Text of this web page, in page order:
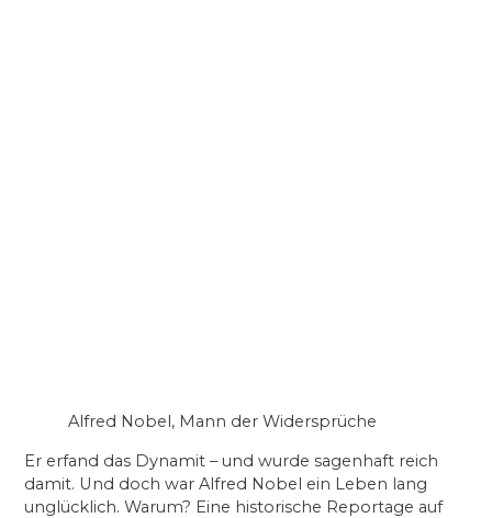
Alfred Nobel, Mann der Widersprüche
Er erfand das Dynamit – und wurde sagenhaft reich
damit. Und doch war Alfred Nobel ein Leben lang
unglücklich. Warum? Eine historische Reportage auf